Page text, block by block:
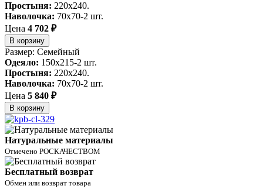
Простыня: 220x240.
Наволочка: 70x70-2 шт.
Цена 4 702 ₽
В корзину
Размер: Семейный
Одеяло: 150x215-2 шт.
Простыня: 220x240.
Наволочка: 70x70-2 шт.
Цена 5 840 ₽
В корзину
Натуральные материалы
Отмечено РОСКАЧЕСТВОМ
Бесплатный возврат
Обмен или возврат товара